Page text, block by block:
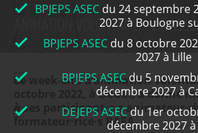
ANIMATION VOLONTAIRE - VIE
Le week-end d'animation
octobre 2022, à Douai, a donné
à ses participant·e·s
formateur·rice·s BAFA.
BPJEPS ASEC du 24 septembre
2027 à Boulogne
BPJEPS ASECdu 8 octobre
2027 à Lille
BPJEPS ASEC du 5
décembre 2027 à
DEJEPS ASECdu 1er
décembre 2027